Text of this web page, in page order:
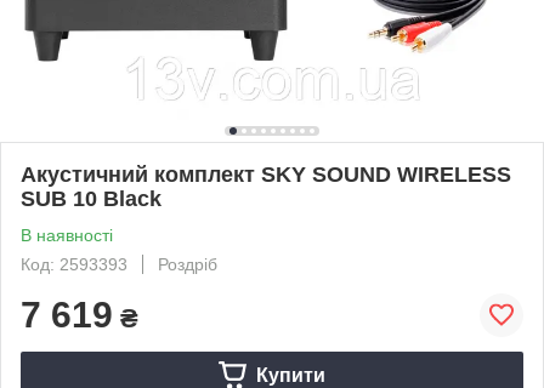
Акустичний комплект SKY SOUND WIRELESS
SUB 10 Black
В наявності
Код: 2593393
Роздріб
7 619 ₴
Купити